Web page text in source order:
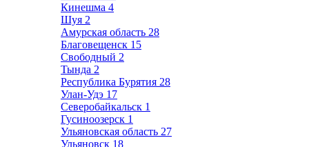
Кинешма 4
Шуя 2
Амурская область 28
Благовещенск 15
Свободный 2
Тында 2
Республика Бурятия 28
Улан-Удэ 17
Северобайкальск 1
Гусиноозерск 1
Ульяновская область 27
Ульяновск 18